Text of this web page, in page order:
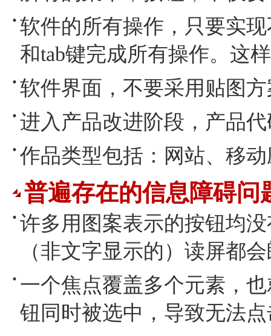
软件的所有操作，只要实
和tab键完成所有操作。这
软件界面，不要采用贴图
进入产品改进阶段，产品
作品类型包括：网站、移
普遍存在的信息障碍问
许多用图案表示的按钮均
（非文字显示的）读屏都
一个焦点覆盖多个元素，
钮同时被选中，导致无法